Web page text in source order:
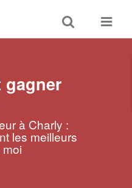
Toggle
search
Toggle
gagner
à Charly :
les meilleurs